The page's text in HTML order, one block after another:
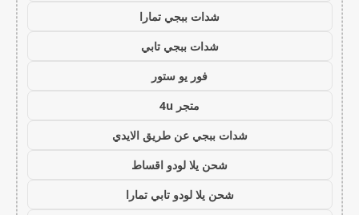
شدات ببجي تمارا
شدات ببجي تابي
فور يو ستور
متجر 4u
شدات ببجي عن طريق الايدي
شحن يلا لودو اقساط
شحن يلا لودو تابي تمارا